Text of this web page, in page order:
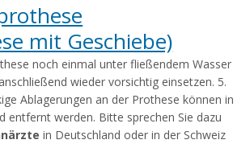
mit Geschiebe)
noch einmal unter fließendem Wasser
wieder vorsichtig einsetzen. 5.
Ablagerungen an der Prothese können in
entfernt werden. Bitte sprechen Sie dazu
in Deutschland oder in der Schweiz